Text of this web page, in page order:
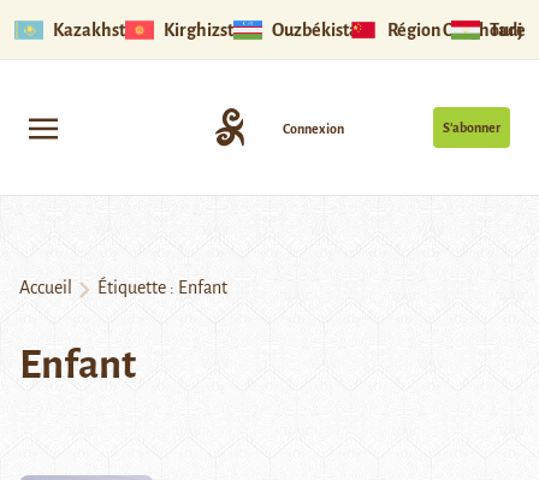
Kazakhstan Kirghizstan Ouzbékistan Région Ouïghoure
S’abonner
Connexion
Accueil Étiquette : Enfant
Enfant